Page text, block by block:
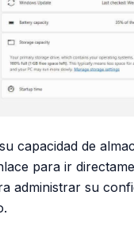
capacidad de
para ir
administrar su